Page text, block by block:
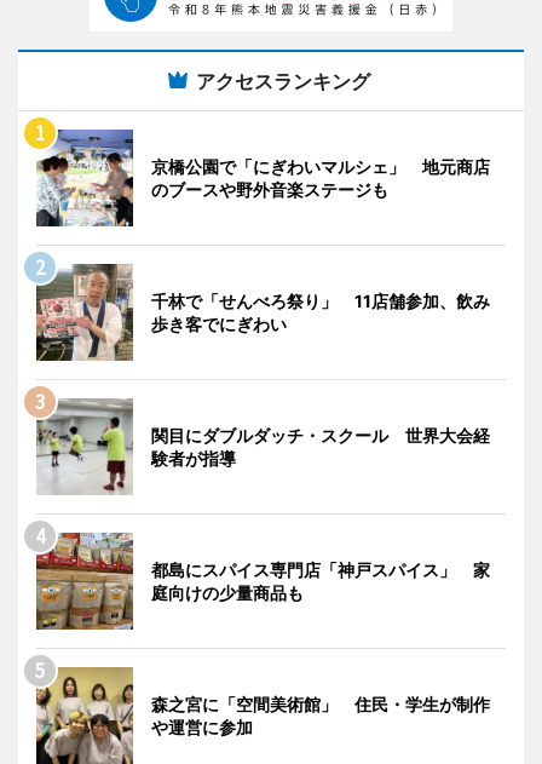
アクセスランキング
京橋公園で「にぎわいマルシェ」 地元商店
のブースや野外音楽ステージも
千林で「せんべろ祭り」 11店舗参加、飲み
歩き客でにぎわい
関目にダブルダッチ・スクール 世界大会経
験者が指導
都島にスパイス専門店「神戸スパイス」 家
庭向けの少量商品も
森之宮に「空間美術館」 住民・学生が制作
や運営に参加